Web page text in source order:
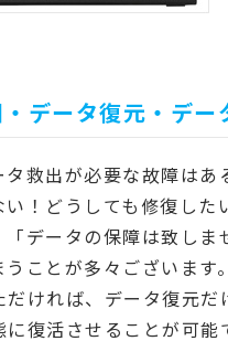
データ復元・デー
救出が必要な故障は
い！どうしても修復し
データの保障は致し
ことが多々ございま
だければ、データ復元
復活させることが可能